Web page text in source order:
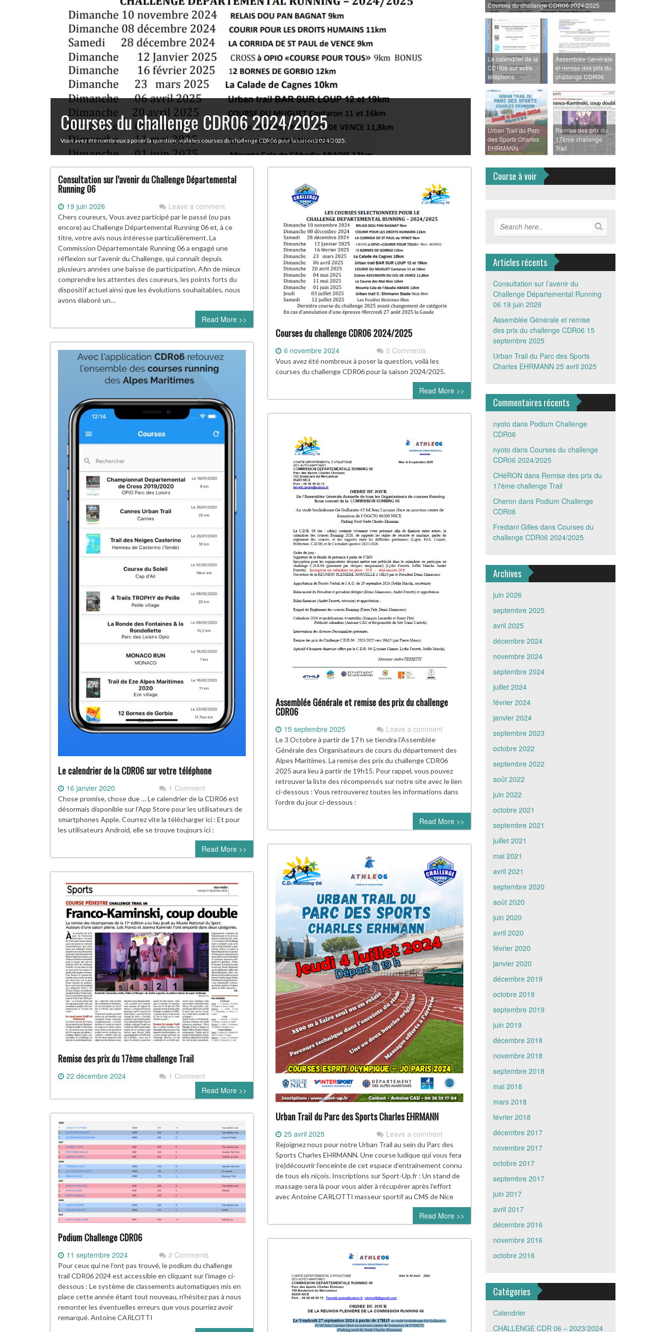
Courses du challenge CDR06 2024/2025
Vous avez été nombreux à poser la question, voilà les courses du challenge CDR06 pour la saison 2024/2025.
Courses du challenge CDR06 2024/2025
Le calendrier de la
CDR06 sur votre
téléphone
Assemblée Générale
et remise des prix du
challenge CDR06
Urban Trail du Parc
des Sports Charles
EHRMANN
Remise des prix du
17ème challenge
Trail
Consultation sur l’avenir du Challenge Départemental
Running 06
19 juin 2026 Leave a comment
Chers coureurs, Vous avez participé par le passé (ou pas
encore) au Challenge Départemental Running 06 et, à ce
titre, votre avis nous intéresse particulièrement. La
Commission Départementale Running 06 a engagé une
réflexion sur l’avenir du Challenge, qui connaît depuis
plusieurs années une baisse de participation. Afin de mieux
comprendre les attentes des coureurs, les points forts du
dispositif actuel ainsi que les évolutions souhaitables, nous
avons élaboré un…
Read More >>
Courses du challenge CDR06 2024/2025
6 novembre 2024 2 Comments
Vous avez été nombreux à poser la question, voilà les
courses du challenge CDR06 pour la saison 2024/2025.
Read More >>
Le calendrier de la CDR06 sur votre téléphone
16 janvier 2020 1 Comment
Chose promise, chose due … Le calendrier de la CDR06 est
désormais disponible sur l’App Store pour les utilisateurs de
smartphones Apple. Courrez vite la télécharger ici : Et pour
les utilisateurs Android, elle se trouve toujours ici :
Read More >>
Assemblée Générale et remise des prix du challenge
CDR06
15 septembre 2025 Leave a comment
Le 3 Octobre à partir de 17 h se tiendra l’Assemblée
Générale des Organisateurs de cours du département des
Alpes Maritimes. La remise des prix du challenge CDR06
2025 aura lieu à partir de 19h15. Pour rappel, vous pouvez
retrouver la liste des récompensés sur notre site avec le lien
ci-dessous : Vous retrouverez toutes les informations dans
l’ordre du jour ci-dessous :
Read More >>
Urban Trail du Parc des Sports Charles EHRMANN
25 avril 2025 Leave a comment
Rejoignez nous pour notre Urban Trail au sein du Parc des
Sports Charles EHRMANN. Une course ludique qui vous fera
(re)découvrir l’enceinte de cet espace d’entrainement connu
de tous els niçois. Inscriptions sur Sport-Up.fr : Un stand de
massage sera là pour vous aider à récupérer après l’effort
avec Antoine CARLOTTI masseur sportif au CMS de Nice
Read More >>
Remise des prix du 17ème challenge Trail
22 décembre 2024
1 Comment
Read More >>
Podium Challenge CDR06
11 septembre 2024 2 Comments
Pour ceux qui ne l’ont pas trouvé, le podium du challenge
trail CDR06 2024 est accessible en cliquant sur l’image ci-
dessous : Le système de classements automatiques mis en
place cette année étant tout nouveau, n’hésitez pas à nous
remonter les éventuelles erreurs que vous pourriez avoir
remarqué. Antoine CARLOTTI
Course à voir
Articles récents
Consultation sur l’avenir du
Challenge Départemental Running
06 19 juin 2026
Assemblée Générale et remise
des prix du challenge CDR06 15
septembre 2025
Urban Trail du Parc des Sports
Charles EHRMANN 25 avril 2025
Commentaires récents
nyoto dans Podium Challenge
CDR06
nyoto dans Courses du challenge
CDR06 2024/2025
CHéRON dans Remise des prix du
17ème challenge Trail
Cheron dans Podium Challenge
CDR06
Frediani Gillesdans Courses du
challenge CDR06 2024/2025
Archives
juin 2026
septembre 2025
avril 2025
décembre 2024
novembre 2024
septembre 2024
juillet 2024
février 2024
janvier 2024
septembre 2023
octobre 2022
septembre 2022
août 2022
juin 2022
octobre 2021
septembre 2021
juillet 2021
mai 2021
avril 2021
septembre 2020
août 2020
juin 2020
avril 2020
février 2020
janvier 2020
décembre 2019
octobre 2019
septembre 2019
juin 2019
décembre 2018
novembre 2018
septembre 2018
mai 2018
mars 2018
février 2018
décembre 2017
novembre 2017
octobre 2017
septembre 2017
juin 2017
avril 2017
décembre 2016
novembre 2016
octobre 2016
Catégories
Calendrier
CHALLENGE CDR 06 – 2023/2024